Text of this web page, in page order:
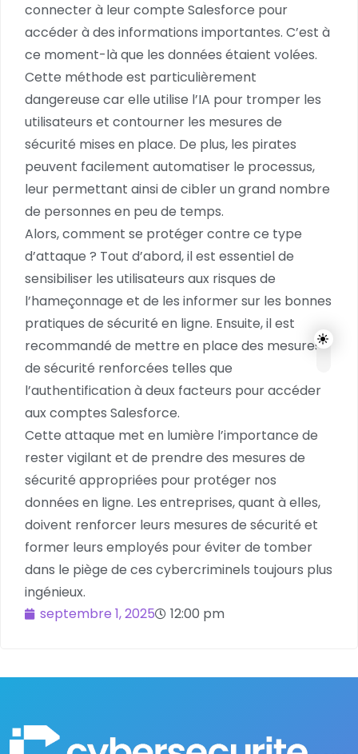
connecter à leur compte Salesforce pour
accéder à des informations importantes. C’est à
ce moment-là que les données étaient volées.
Cette méthode est particulièrement
dangereuse car elle utilise l’IA pour tromper les
utilisateurs et contourner les mesures de
sécurité mises en place. De plus, les pirates
peuvent facilement automatiser le processus,
leur permettant ainsi de cibler un grand nombre
de personnes en peu de temps.
Alors, comment se protéger contre ce type
d’attaque ? Tout d’abord, il est essentiel de
sensibiliser les utilisateurs aux risques de
l’hameçonnage et de les informer sur les bonnes
pratiques de sécurité en ligne. Ensuite, il est
recommandé de mettre en place des mesures
de sécurité renforcées telles que
l’authentification à deux facteurs pour accéder
aux comptes Salesforce.
Cette attaque met en lumière l’importance de
rester vigilant et de prendre des mesures de
sécurité appropriées pour protéger nos
données en ligne. Les entreprises, quant à elles,
doivent renforcer leurs mesures de sécurité et
former leurs employés pour éviter de tomber
dans le piège de ces cybercriminels toujours plus
ingénieux.
septembre 1, 2025
12:00 pm